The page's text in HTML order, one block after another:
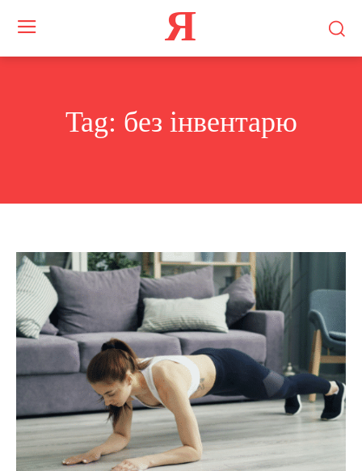
Я
Tag: без інвентарю